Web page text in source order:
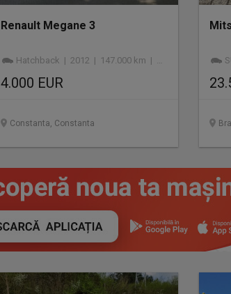
Renault Megane 3
Hatchback | 2012 | 147.000 km | benzină
4.000 EUR
Constanta, Constanta